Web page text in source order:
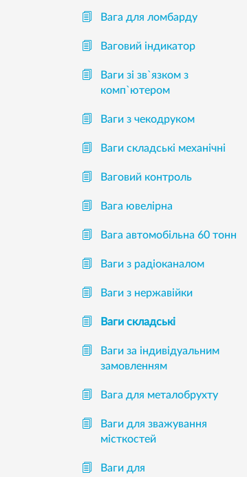
Вага для ломбарду
Ваговий індикатор
Ваги зі зв`язком з
комп`ютером
Ваги з чекодруком
Ваги складські механічні
Ваговий контроль
Вага ювелірна
Вага автомобільна 60 тонн
Ваги з радіоканалом
Ваги з нержавійки
Ваги складські
Ваги за індивідуальним
замовленням
Вага для металобрухту
Ваги для зважування
місткостей
Ваги для